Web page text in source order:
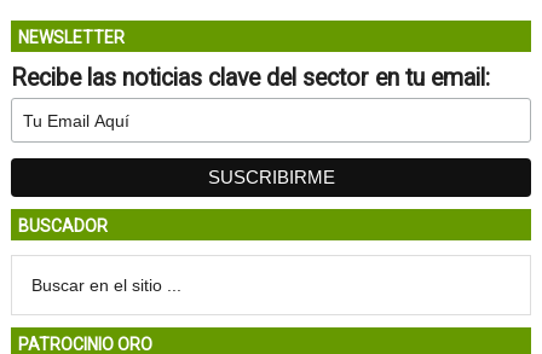
NEWSLETTER
Recibe las noticias clave del sector en tu email:
BUSCADOR
PATROCINIO ORO